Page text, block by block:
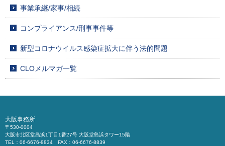
事業承継/家事/相続
コンプライアンス/刑事事件等
新型コロナウイルス感染症拡大に伴う法的問題
CLOメルマガ一覧
大阪事務所
〒530-0004
大阪市北区堂島浜1丁目1番27号 大阪堂島浜タワー15階
TEL：06-6676-8834 FAX：06-6676-8839